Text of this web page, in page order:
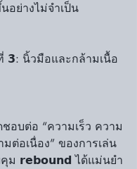
อย่างไม่จำเป็น
𝟯: นิ้วมือและกล้ามเนื้อ
อบต่อ “ความเร็ว ความ
ต่อเนื่อง” ของการเล่น
ม 𝗿𝗲𝗯𝗼𝘂𝗻𝗱 ได้แม่นยำ